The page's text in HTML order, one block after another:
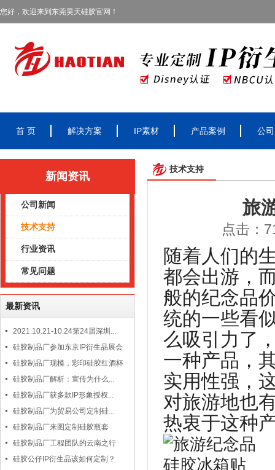
您好，欢迎来到东莞昊天硅胶官网！
首 页 解决方案 IP素材 产品案例 公
新闻资讯
公司新闻
技术支持
行业资讯
常见问题
最新资讯
2021.10.21-10.24第24届深圳...
硅胶制品厂参加东京IP衍生品展会
硅胶制品厂现模，彩印硅胶红酒杯
硅胶制品厂解析：宣传为什么...
硅胶制品厂获多款IP形象授权...
硅胶制品厂为贸易公司定制硅...
硅胶制品厂来图定制硅胶瓶套
硅胶制品厂工程团队的云南之行
硅胶公仔IP衍生品该如何定制？
技术支持
旅
点击：
随着人们的
都会出游，
般的纪念品
统的一些看
么吸引力了
一种产品，
实用性强，
对旅游地也
热衷于这种